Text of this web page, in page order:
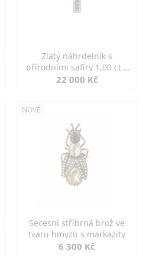
Zlatý náhrdelník s
přírodními safíry 1,00 ct a
diamanty
22 000 Kč
NOVÉ
Secesní stříbrná brož ve
tvaru hmyzu s markazity
6 300 Kč